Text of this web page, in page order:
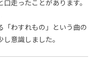
走ったことがあります。
「わすれもの」という曲の
意識しました。